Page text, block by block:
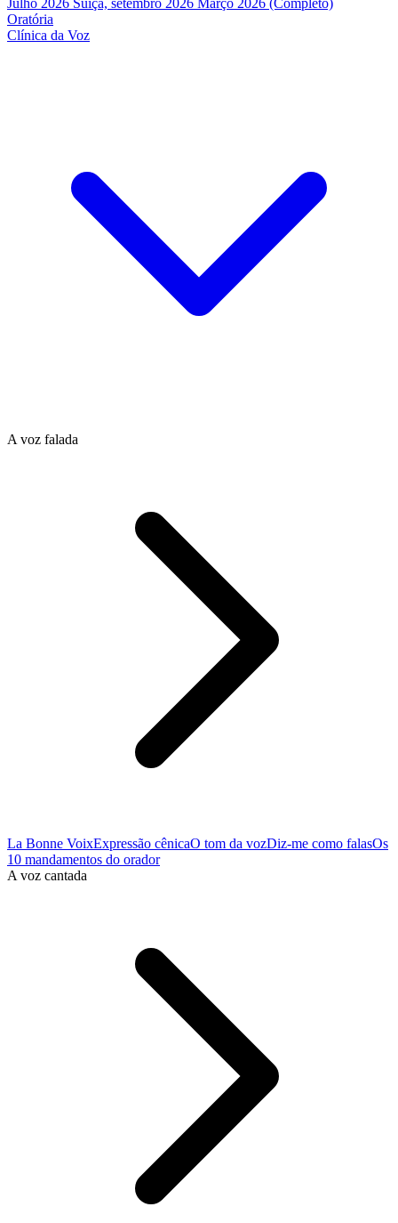
Julho 2026 Suíça, setembro 2026 Março 2026 (Completo)
Oratória
Clínica da Voz
A voz falada
La Bonne VoixExpressão cênicaO tom da vozDiz-me como falasOs
10 mandamentos do orador
A voz cantada